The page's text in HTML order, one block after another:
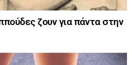
ζουν για πάντα στην